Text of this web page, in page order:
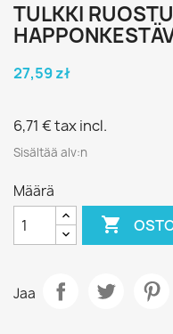
TULKKI
27,59 zł
6,71 €tax incl.
Sisältää alv:n
Määrä

Jaa